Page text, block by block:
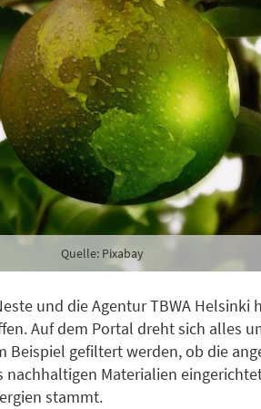
Quelle: Pixabay
und die Agentur TBWA Helsinki
Auf dem Portal dreht sich alles
Beispiel gefiltert werden, ob die
nachhaltigen Materialien
stammt.